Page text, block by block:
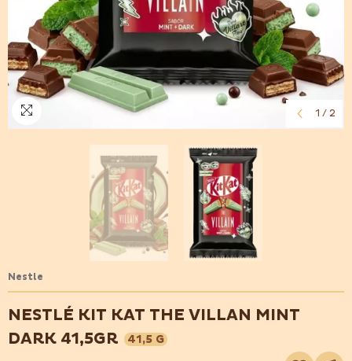
1 / 2
Nestle
NESTLÉ KIT KAT THE VILLAN MINT
DARK 41,5GR
41,5 G